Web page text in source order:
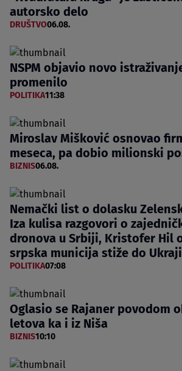
autorsko delo
DRUŠTVO06.08.
NSPM objavio novo
promenilo
POLITIKA11:38
Miroslav Mišković osnovao
meseca, pa dobio milionski
BIZNIS06.08.
Nemački list o dolasku
Iza kulisa razgovori o
dronova u Srbiji, Kristofer Hil
srpska municija stiže do
POLITIKA07:08
Oglasio se Rajaner povodom
letova ka i iz Niša
BIZNIS10:10